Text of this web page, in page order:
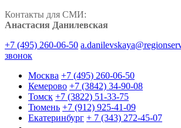
Контакты для СМИ:
Анастасия Данилевская
+7 (495) 260-06-50
звонок
Москва +7 (495) 260-06-50
Кемерово +7 (3842) 34-90-08
Томск +7 (3822) 51-33-75
Тюмень +7 (912) 925-41-09
Екатеринбург + 7 (343) 272-45-07